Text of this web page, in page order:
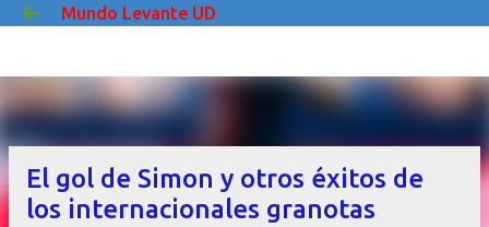
Ir al contenido principal
Mundo Levante UD
El gol de Simon y otros éxitos de
los internacionales granotas